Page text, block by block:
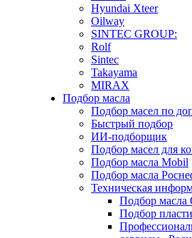
Hyundai Xteer
Oilway
SINTEC GROUP:
Rolf
Sintec
Takayama
MIRAX
Подбор масла
Подбор масел по
Быстрый подбор
ИИ-подборщик
Подбор масел для
Подбор масла Mobil
Подбор масла
Техническая
Подбор масла
Подбор